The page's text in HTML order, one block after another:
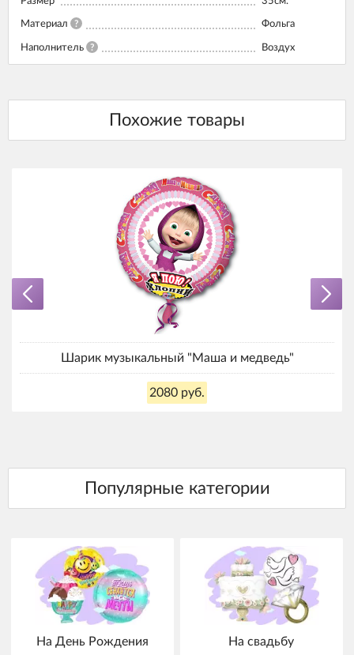
Материал ? Фольга
Наполнитель ? Воздух
Шарик музыкальный "Маша и медведь"
2080 руб.
На День Рождения На свадьбу